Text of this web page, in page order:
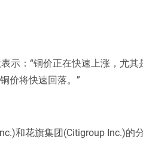
示：“铜价正在快速上涨，尤
价将快速回落。”
和花旗集团(Citigroup Inc.)的